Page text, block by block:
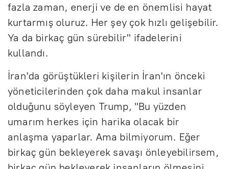
fazla zaman, enerji ve de en önemlisi hayat
kurtarmış oluruz. Her şey çok hızlı gelişebilir.
Ya da birkaç gün sürebilir" ifadelerini
kullandı.
İran'da görüştükleri kişilerin İran'ın önceki
yöneticilerinden çok daha makul insanlar
olduğunu söyleyen Trump, "Bu yüzden
umarım herkes için harika olacak bir
anlaşma yaparlar. Ama bilmiyorum. Eğer
birkaç gün bekleyerek savaşı önleyebilirsem,